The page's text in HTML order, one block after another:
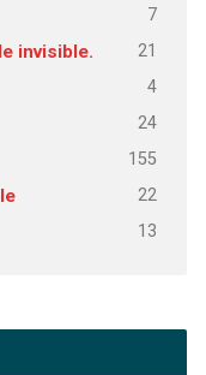
7
invisible. 21
4
24
155
22
13